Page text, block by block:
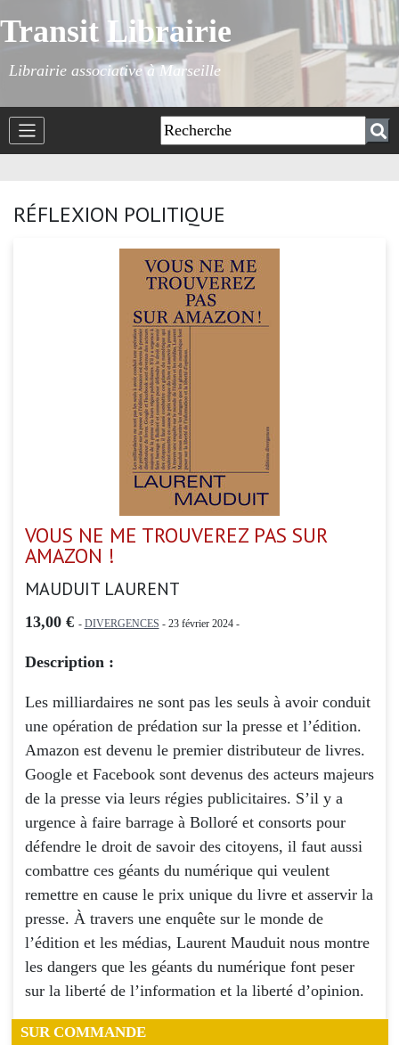
Transit Librairie
Librairie associative à Marseille
RÉFLEXION POLITIQUE
VOUS NE ME TROUVEREZ PAS SUR
AMAZON !
MAUDUIT LAURENT
13,00 € - DIVERGENCES - 23 février 2024 -
Description :
Les milliardaires ne sont pas les seuls à avoir conduit
une opération de prédation sur la presse et l’édition.
Amazon est devenu le premier distributeur de livres.
Google et Facebook sont devenus des acteurs majeurs
de la presse via leurs régies publicitaires. S’il y a
urgence à faire barrage à Bolloré et consorts pour
défendre le droit de savoir des citoyens, il faut aussi
combattre ces géants du numérique qui veulent
remettre en cause le prix unique du livre et asservir la
presse. À travers une enquête sur le monde de
l’édition et les médias, Laurent Mauduit nous montre
les dangers que les géants du numérique font peser
sur la liberté de l’information et la liberté d’opinion.
SUR COMMANDE